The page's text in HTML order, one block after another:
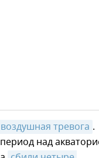
воздушная тревога .
над